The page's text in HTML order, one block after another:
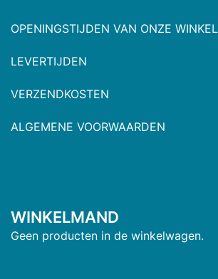
OPENINGSTIJDEN VAN ONZE WINKEL
LEVERTIJDEN
VERZENDKOSTEN
ALGEMENE VOORWAARDEN
WINKELMAND
Geen producten in de winkelwagen.